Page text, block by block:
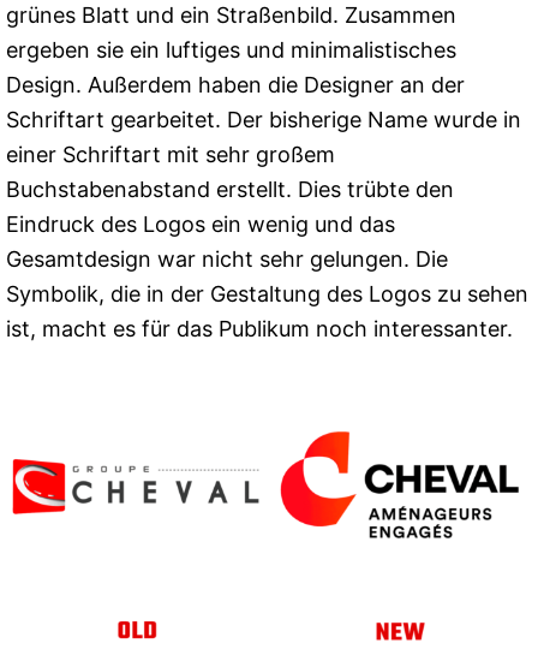
grünes Blatt und ein Straßenbild. Zusammen
ergeben sie ein luftiges und minimalistisches
Design. Außerdem haben die Designer an der
Schriftart gearbeitet. Der bisherige Name wurde in
einer Schriftart mit sehr großem
Buchstabenabstand erstellt. Dies trübte den
Eindruck des Logos ein wenig und das
Gesamtdesign war nicht sehr gelungen. Die
Symbolik, die in der Gestaltung des Logos zu sehen
ist, macht es für das Publikum noch interessanter.